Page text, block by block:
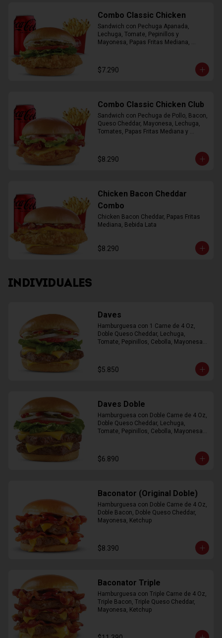
Combo Classic Chicken
Sandwich con Pechuga Apanada,
Lechuga, Tomate, Pepinillos y
Mayonesa, Papas Fritas Mediana,
$7.290
Combo Classic Chicken Club
Sandwich con Pechuga de Pollo, Bacon,
Queso Cheddar, Mayonesa, Lechuga,
Tomates, Papas Fritas Mediana y
$8.290
Chicken Bacon Cheddar
Combo
Chicken Bacon Cheddar, Papas Fritas
Mediana, Bebida Lata
$8.290
INDIVIDUALES
Daves
Hamburguesa con 1 Carne de 4 Oz,
Doble Queso Cheddar, Lechuga,
Tomate, Pepinillos, Cebolla, Mayonesa,
$5.850
Daves Doble
Hamburguesa con Doble Carne de 4 Oz,
Doble Queso Cheddar, Lechuga,
Tomate, Pepinillos, Cebolla, Mayonesa,
$6.890
Baconator (Original Doble)
Hamburguesa con Doble Carne de 4 Oz,
Doble Bacon, Doble Queso Cheddar,
Mayonesa, Ketchup
$8.390
Baconator Triple
Hamburguesa con Triple Carne de 4 Oz,
Triple Bacon, Triple Queso Cheddar,
Mayonesa, Ketchup